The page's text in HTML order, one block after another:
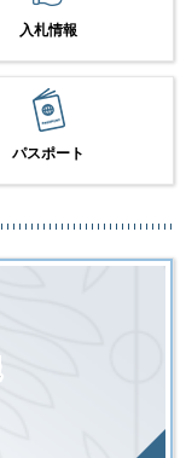
入札情報
パスポート